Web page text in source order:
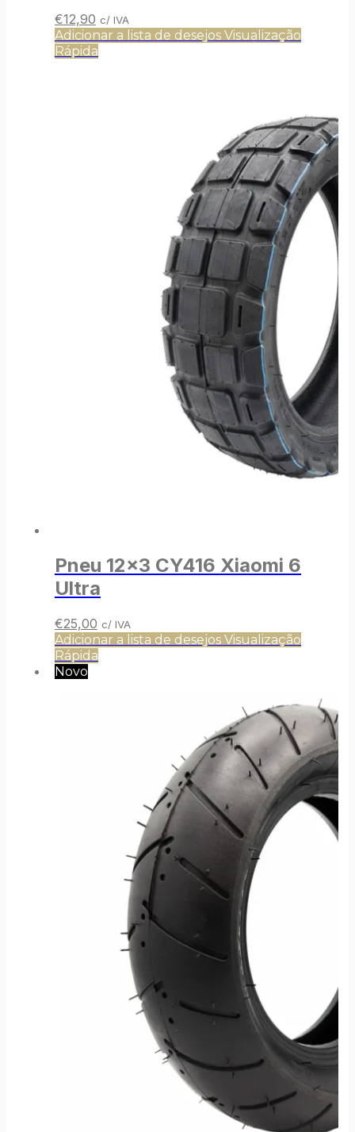
O
preço
original
€12,90O
preço
atual
c/ IVA
Adicionar a lista de desejos Visualização
Rápida
Pneu 12×3 CY416 Xiaomi 6
Ultra
O
preço
original
era:
€25,00O
preço
atual
c/ IVA
Adicionar a lista de desejos Visualização
Rápida
Novo